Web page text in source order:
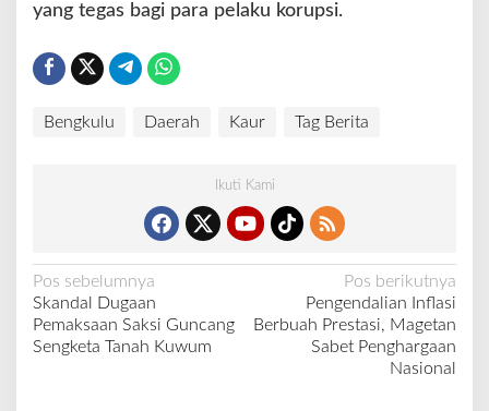
yang tegas bagi para pelaku korupsi.
Bengkulu Daerah Kaur Tag Berita
Ikuti Kami
N
a
v
Pos sebelumnya
Skandal Dugaan
Pemaksaan Saksi Guncang
Sengketa Tanah Kuwum
Pos berikutnya
Pengendalian Inflasi
Berbuah Prestasi, Magetan
Sabet Penghargaan
Nasional